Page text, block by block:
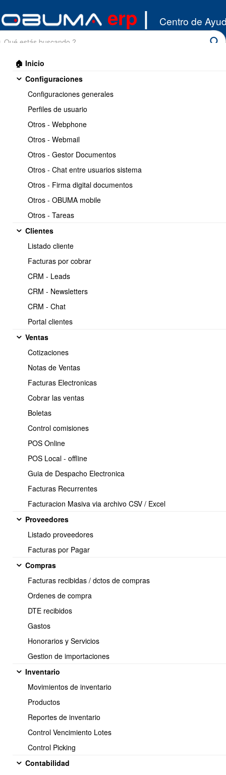
erp | Centro de
🏠 Inicio
Configuraciones
Configuraciones generales
Perfiles de usuario
Otros - Webphone
Otros - Webmail
Otros - Gestor Documentos
Otros - Chat entre usuarios sistema
Otros - Firma digital documentos
Otros - OBUMA mobile
Otros - Tareas
Clientes
Listado cliente
Facturas por cobrar
CRM - Leads
CRM - Newsletters
CRM - Chat
Portal clientes
Ventas
Cotizaciones
Notas de Ventas
Facturas Electronicas
Cobrar las ventas
Boletas
Control comisiones
POS Online
POS Local - offline
Guia de Despacho Electronica
Facturas Recurrentes
Facturacion Masiva via archivo CSV / Excel
Proveedores
Listado proveedores
Facturas por Pagar
Compras
Facturas recibidas / dctos de compras
Ordenes de compra
DTE recibidos
Gastos
Honorarios y Servicios
Gestion de importaciones
Inventario
Movimientos de inventario
Productos
Reportes de inventario
Control Vencimiento Lotes
Control Picking
Contabilidad
Remuneraciones
Imprimir << Anterior 2 / 10
Crear nuevo empleado y
configurar informacion
basica
Copiar
https://www.obuma.cl/ayuda/articulo/61/crear-nuevo-
empleado-y-configurar-informacion-basica
Video Tutorial
https://www.youtube.com/watch?v=pk7NJ6QnNp8
El punto de partida para utilizar el
sistema de remuneraciones es
crear un nuevo empleado y
configurar los distintos datos y
parametros.
En OBUMA, puedes generar una liquidacion de sueldo de una
manera rapida y facil, con tan solo llenar bien los datos
basicos, contractuales y previsionales del empleado.
Para crear un nuevo empleado, i
empleados > Nuevo empleado.